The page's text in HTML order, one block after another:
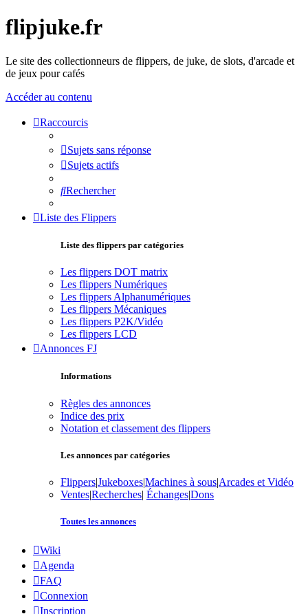
flipjuke.fr
Le site des collectionneurs de flippers, de juke, de slots, d'arcade et
de jeux pour cafés
Accéder au contenu
Raccourcis
Sujets sans réponse
Sujets actifs
Rechercher
Liste des Flippers
Liste des flippers par catégories
Les flippers DOT matrix
Les flippers Numériques
Les flippers Alphanumériques
Les flippers Mécaniques
Les flippers P2K/Vidéo
Les flippers LCD
Annonces FJ
Informations
Règles des annonces
Indice des prix
Notation et classement des flippers
Les annonces par catégories
Flippers|Jukeboxes|Machines à sous|Arcades et Vidéo
Ventes|Recherches| Échanges|Dons
Toutes les annonces
Wiki
Agenda
FAQ
Connexion
Inscription